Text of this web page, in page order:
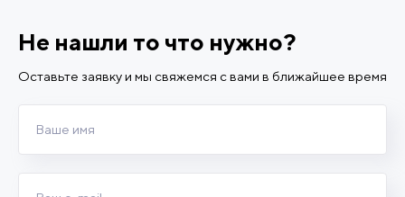
Не нашли то что нужно?
Оставьте заявку и мы свяжемся с вами в ближайшее время